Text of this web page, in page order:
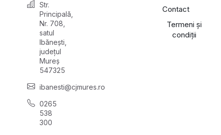
Str.
Principală,
Nr. 708,
satul
Ibănești,
județul
Mureș
547325
ibanesti@cjmures.ro
0265
538
300
Contact
Termeni și
condiții